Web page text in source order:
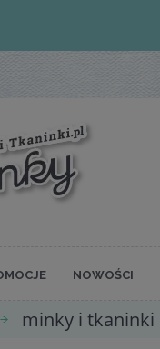
NOWOŚCI
minky i tkaninki